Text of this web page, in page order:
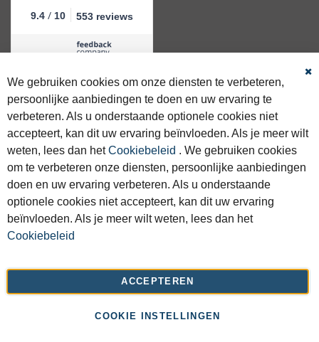
9.4 / 10 553 reviews
GRATIS VERZENDING
Gratis verzending >€50 binnen NL & BE.
SNELLE LEVERING
Voor 16:00 besteld, zelfde dag verstuurd.
1000 M2 WINKEL
We gebruiken cookies om onze diensten te verbeteren,
persoonlijke aanbiedingen te doen en uw ervaring te
verbeteren. Als u onderstaande optionele cookies niet
accepteert, kan dit uw ervaring beïnvloeden. Als je meer wilt
weten, lees dan hetCookiebeleid . We gebruiken cookies
om te verbeteren onze diensten, persoonlijke aanbiedingen
doen en uw ervaring verbeteren. Als u onderstaande
optionele cookies niet accepteert, kan dit uw ervaring
beïnvloeden. Als je meer wilt weten, lees dan het
Cookiebeleid
ACCEPTEREN
COOKIE INSTELLINGEN